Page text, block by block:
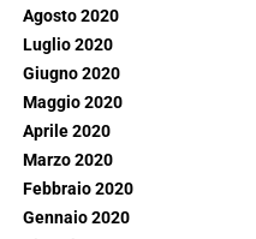
Agosto 2020
Luglio 2020
Giugno 2020
Maggio 2020
Aprile 2020
Marzo 2020
Febbraio 2020
Gennaio 2020